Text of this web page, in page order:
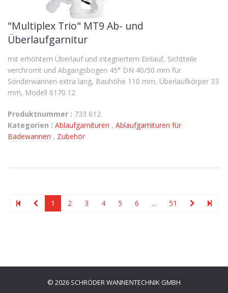
"Multiplex Trio" MT9 Ab- und
Überlaufgarnitur
mit erhöhtem Überlauf und integriertem Einlauf, Sichtteile
verchromt und Abgangsbogen 45° DN 40/50 mm für
Sonderwannen extra lang, Bauhöhe 110 mm, Überlaufkörper 33
mm, Modell 6170.12
Produktnummer : 733 612
Kategorien : Ablaufgarnituren , Ablaufgarnituren für
Badewannen , Zubehör
1 2 3 4 5 6 ... 51
© 2026 SCHRÖDER WANNENTECHNIK GMBH